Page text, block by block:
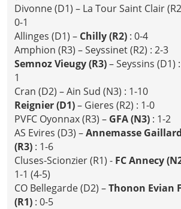
Divonne (D1) – La Tour Saint Clair
0-1
Allinges (D1) – Chilly (R2) : 0-4
Amphion (R3) – Seyssinet (R2) : 2-3
Semnoz Vieugy (R3)– Seyssins (D1)
1
Cran (D2) – Ain Sud (N3) : 1-10
Reignier (D1)– Gieres (R2) : 1-0
PVFC Oyonnax (R3) – GFA (N3) : 1-2
AS Evires (D3) –Annemasse Gaillard
(R3) : 1-6
Cluses-Scionzier (R1) - FC Annecy
1-1 (4-5)
CO Bellegarde (D2) –Thonon Evian
(R1) : 0-5